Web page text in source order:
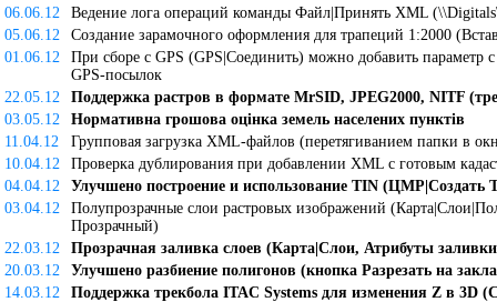
06.06.12
Ведение лога операций команды Файл|Принять XML
05.06.12
Создание зарамочного оформления для трапеций 1:2000
01.06.12
При сборе с GPS (GPS|Соединить) можно добавить параметр
GPS-посылок
22.05.12
Поддержка растров в формате MrSID, JPEG2000, NITF
03.05.12
Нормативна грошова оцінка земель населених пунктів
11.04.12
Групповая загрузка XML-файлов (перетягиванием папки в
10.04.12
Проверка дублирования при добавлении XML c готовым
04.04.12
Улучшено построение и использование TIN (ЦМР|Создать
03.04.12
Полупрозрачные слои растровых изображений
Прозрачный)
22.03.12
Прозрачная заливка слоев (Карта|Слои, Атрибуты
20.03.12
Улучшено разбиение полигонов (кнопка Разрезать на
14.03.12
Поддержка трекбола ITAC Systems для изменения Z в 3D